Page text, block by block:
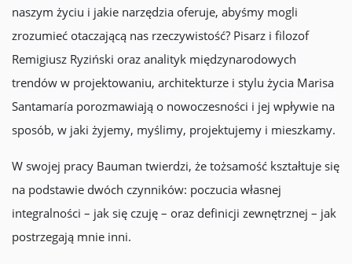
naszym życiu i jakie narzędzia oferuje, abyśmy mogli
zrozumieć otaczającą nas rzeczywistość? Pisarz i filozof
Remigiusz Ryziński oraz analityk międzynarodowych
trendów w projektowaniu, architekturze i stylu życia Marisa
Santamaría porozmawiają o nowoczesności i jej wpływie na
sposób, w jaki żyjemy, myślimy, projektujemy i mieszkamy.
W swojej pracy Bauman twierdzi, że tożsamość kształtuje się
na podstawie dwóch czynników: poczucia własnej
integralności – jak się czuję – oraz definicji zewnętrznej – jak
postrzegają mnie inni.